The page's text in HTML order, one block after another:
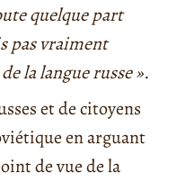
quelque part
pas vraiment
la langue russe ».
et de citoyens
en arguant
de vue de la